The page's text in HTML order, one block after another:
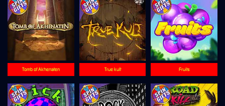
Tomb of Akhenaten Fruits
True kult